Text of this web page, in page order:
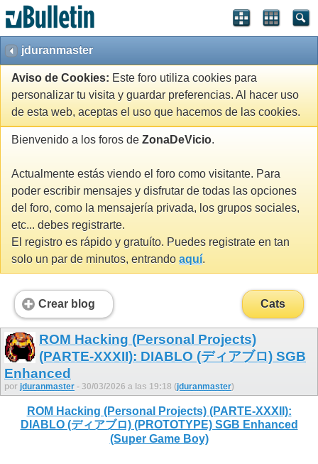
jduranmaster
Aviso de Cookies: Este foro utiliza cookies para
personalizar tu visita y guardar preferencias. Al hacer uso
de esta web, aceptas el uso que hacemos de las cookies.
Bienvenido a los foros de ZonaDeVicio.
Actualmente estás viendo el foro como visitante. Para
poder escribir mensajes y disfrutar de todas las opciones
del foro, como la mensajería privada, los grupos sociales,
etc... debes registrarte.
El registro es rápido y gratuíto. Puedes registrate en tan
solo un par de minutos, entrando aquí.
Crear blog Cats
ROM Hacking (Personal Projects)
(PARTE-XXXII): DIABLO (ディアブロ) SGB
Enhanced
por jduranmaster - 30/03/2026 a las 19:18 (jduranmaster)
ROM Hacking (Personal Projects) (PARTE-XXXII):
DIABLO (ディアブロ) (PROTOTYPE) SGB Enhanced
(Super Game Boy)